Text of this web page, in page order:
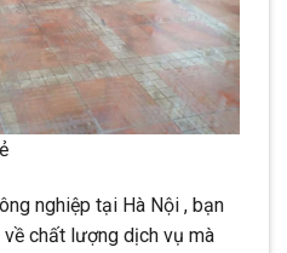
nghiệp tại Hà Nội , bạn
về chất lượng dịch vụ mà